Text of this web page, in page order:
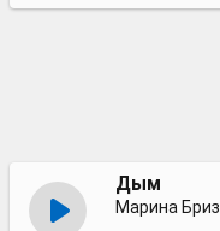
Дым
Марина Бриз